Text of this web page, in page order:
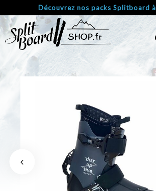
Découvrez nos packs Splitboard